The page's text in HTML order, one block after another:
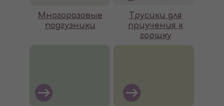
Трусики для
приучения к
горшку
Многоразовые
подгузники